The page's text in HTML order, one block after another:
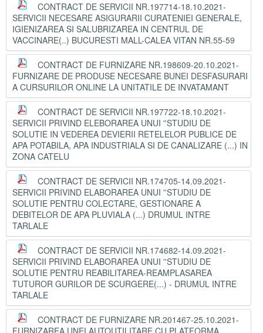
CONTRACT DE SERVICII NR.197714-18.10.2021-
SERVICII NECESARE ASIGURARII CURATENIEI GENERALE,
IGIENIZAREA SI SALUBRIZAREA IN CENTRUL DE
VACCINARE(..) BUCURESTI MALL-CALEA VITAN NR.55-59
CONTRACT DE FURNIZARE NR.198609-20.10.2021-
FURNIZARE DE PRODUSE NECESARE BUNEI DESFASURARI
A CURSURILOR ONLINE LA UNITATILE DE INVATAMANT
CONTRACT DE SERVICII NR.197722-18.10.2021-
SERVICII PRIVIND ELEBORAREA UNUI ''STUDIU DE
SOLUTIE IN VEDEREA DEVIERII RETELELOR PUBLICE DE
APA POTABILA, APA INDUSTRIALA SI DE CANALIZARE (...) IN
ZONA CATELU
CONTRACT DE SERVICII NR.174705-14.09.2021-
SERVICII PRIVIND ELABORAREA UNUI ''STUDIU DE
SOLUTIE PENTRU COLECTARE, GESTIONARE A
DEBITELOR DE APA PLUVIALA (...) DRUMUL INTRE
TARLALE
CONTRACT DE SERVICII NR.174682-14.09.2021-
SERVICII PRIVIND ELABORAREA UNUI ''STUDIU DE
SOLUTIE PENTRU REABILITAREA-REAMPLASAREA
TUTUROR GURILOR DE SCURGERE(...) - DRUMUL INTRE
TARLALE
CONTRACT DE FURNIZARE NR.201467-25.10.2021-
FURNIZAREA UNEI AUTOUTILITARE CU PLATFORMA